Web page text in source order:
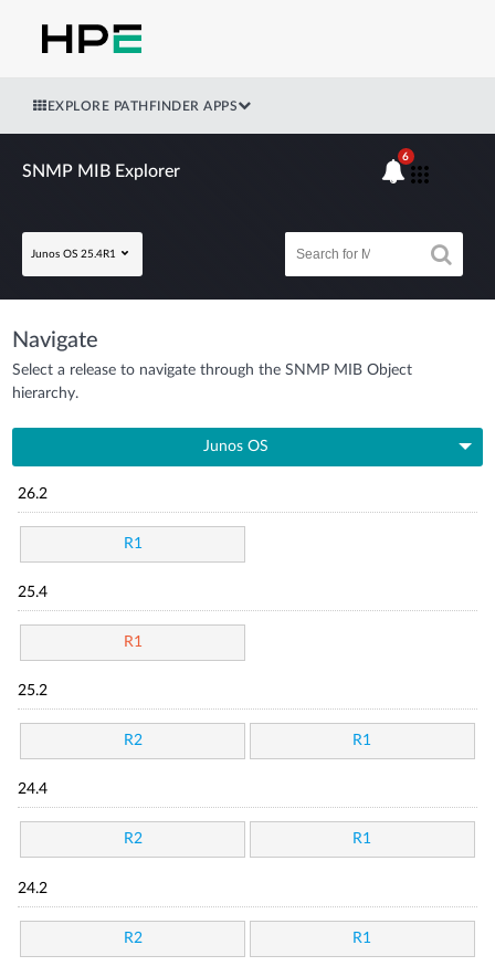
EXPLORE PATHFINDER APPS
SNMP MIB Explorer
Junos OS 25.4R1
6
Navigate
Select a release to navigate through the SNMP MIB Object
hierarchy.
Junos OS
26.2
R1
25.4
R1
25.2
R2 R1
24.4
R2 R1
24.2
R2 R1